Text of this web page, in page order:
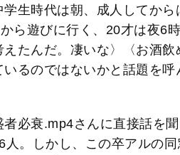
生時代は朝、成人してから
ら遊びに行く、20才は夜6
たんだ。凄いな〉〈お酒飲
るのではないかと話題を呼
必衰.mp4さんに直接話を
。しかし、この卒アルの同